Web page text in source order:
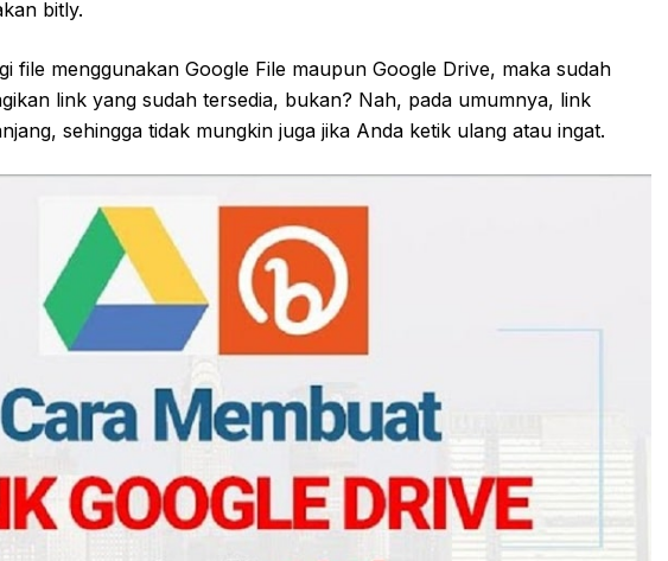
bitly.
file menggunakan Google File maupun Google Drive, maka sudah
link yang sudah tersedia, bukan? Nah, pada umumnya, link
sehingga tidak mungkin juga jika Anda ketik ulang atau ingat.